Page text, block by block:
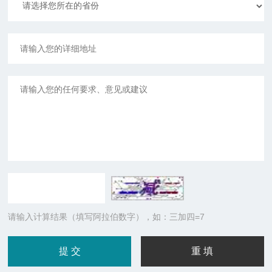
请输入计算结果（填写阿拉伯数字），如：三加四=7